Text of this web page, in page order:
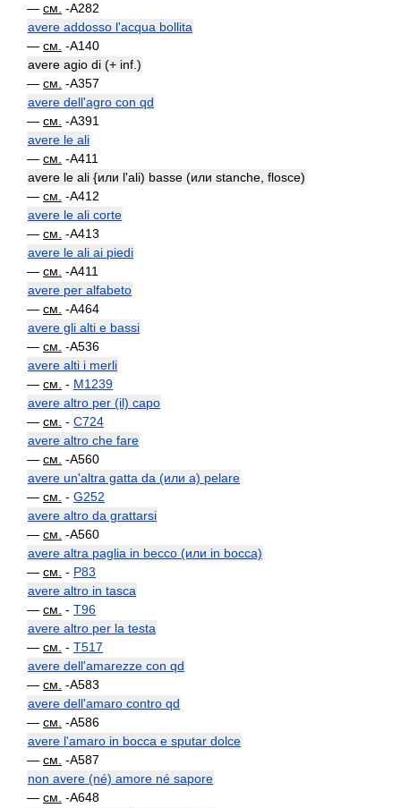
— см. -A282
avere addosso l'acqua bollita
— см. -A140
avere agio di (+ inf.)
— см. -A357
avere dell'agro con qd
— см. -A391
avere le ali
— см. -A411
avere le ali {или l'ali) basse (или stanche, flosce)
— см. -A412
avere le ali corte
— см. -A413
avere le ali ai piedi
— см. -A411
avere per alfabeto
— см. -A464
avere gli alti e bassi
— см. -A536
avere alti i merli
— см. - M1239
avere altro per (il) capo
— см. - C724
avere altro che fare
— см. -A560
avere un'altra gatta da (или a) pelare
— см. - G252
avere altro da grattarsi
— см. -A560
avere altra paglia in becco (или in bocca)
— см. - P83
avere altro in tasca
— см. - T96
avere altro per la testa
— см. - T517
avere dell'amarezze con qd
— см. -A583
avere dell'amaro contro qd
— см. -A586
avere l'amaro in bocca e sputar dolce
— см. -A587
non avere (né) amore né sapore
— см. -A648